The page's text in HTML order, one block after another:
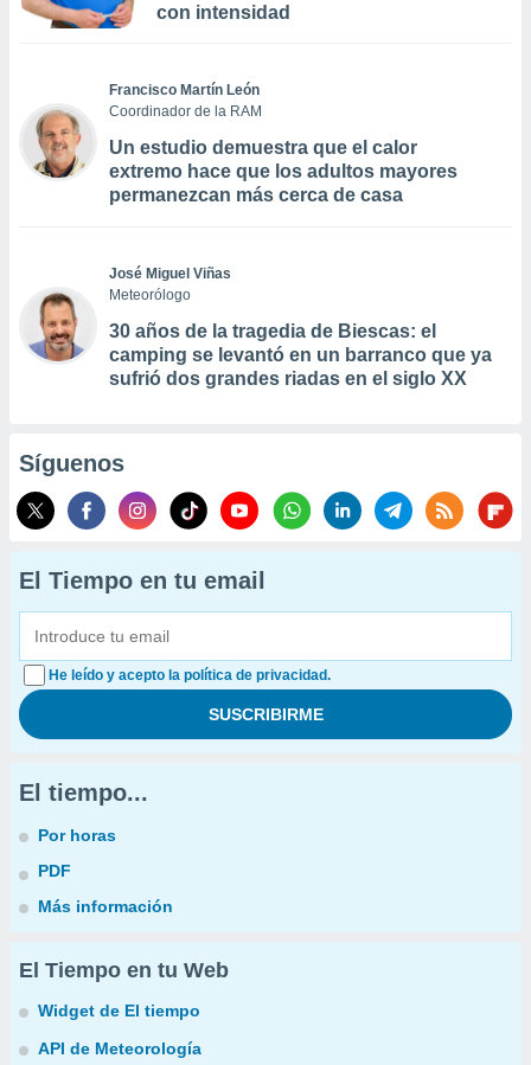
con intensidad
Francisco Martín León
Coordinador de la RAM
Un estudio demuestra que el calor
extremo hace que los adultos mayores
permanezcan más cerca de casa
José Miguel Viñas
Meteorólogo
30 años de la tragedia de Biescas: el
camping se levantó en un barranco que ya
sufrió dos grandes riadas en el siglo XX
Síguenos
El Tiempo en tu email
He leído y acepto la política de privacidad.
El tiempo...
Por horas
PDF
Más información
El Tiempo en tu Web
Widget de El tiempo
API de Meteorología